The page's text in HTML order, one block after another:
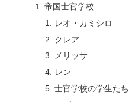
帝国士官学校
レオ・カミシロ
クレア
メリッサ
レン
士官学校の学生たち